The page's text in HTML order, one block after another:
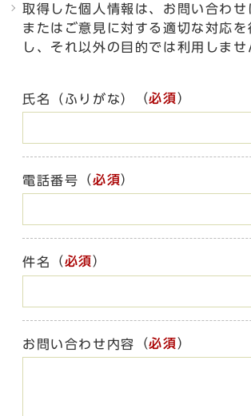
取得した個人情報は、お問い合わせ
またはご意見に対する適切な対応を
し、それ以外の目的では利用しませ
氏名（ふりがな） （必須）
電話番号 （必須）
件名 （必須）
お問い合わせ内容 （必須）